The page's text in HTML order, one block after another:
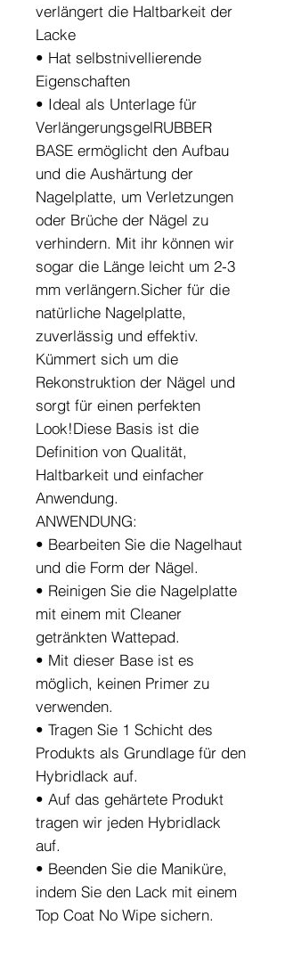
verlängert die Haltbarkeit der
Lacke
• Hat selbstnivellierende
Eigenschaften
• Ideal als Unterlage für
VerlängerungsgelRUBBER
BASE ermöglicht den Aufbau
und die Aushärtung der
Nagelplatte, um Verletzungen
oder Brüche der Nägel zu
verhindern. Mit ihr können wir
sogar die Länge leicht um 2-3
mm verlängern.Sicher für die
natürliche Nagelplatte,
zuverlässig und effektiv.
Kümmert sich um die
Rekonstruktion der Nägel und
sorgt für einen perfekten
Look!Diese Basis ist die
Definition von Qualität,
Haltbarkeit und einfacher
Anwendung.
ANWENDUNG:
• Bearbeiten Sie die Nagelhaut
und die Form der Nägel.
• Reinigen Sie die Nagelplatte
mit einem mit Cleaner
getränkten Wattepad.
• Mit dieser Base ist es
möglich, keinen Primer zu
verwenden.
• Tragen Sie 1 Schicht des
Produkts als Grundlage für den
Hybridlack auf.
• Auf das gehärtete Produkt
tragen wir jeden Hybridlack
auf.
• Beenden Sie die Maniküre,
indem Sie den Lack mit einem
Top Coat No Wipe sichern.